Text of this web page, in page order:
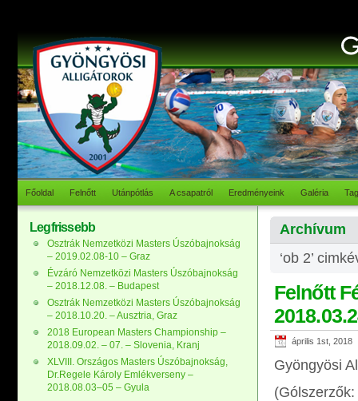
Főoldal Felnőtt Utánpótlás A csapatról Eredményeink Galéria
Archívum
‘ob 2’
Felnőtt
április 1st, 2018
Gyöngyösi
Legfrissebb
Osztrák Nemzetközi Masters Úszóbajnokság
– 2019.02.08-10 – Graz
Évzáró Nemzetközi Masters Úszóbajnokság
– 2018.12.08. – Budapest
Osztrák Nemzetközi Masters Úszóbajnokság
– 2018.10.20. – Ausztria, Graz
2018 European Masters Championship –
2018.09.02. – 07. – Slovenia, Kranj
XLVIII. Országos Masters Úszóbajnokság,
Dr.Regele Károly Emlékverseny –
2018.08.03–05 – Gyula